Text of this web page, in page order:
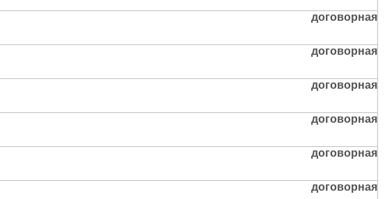
договорная
договорная
договорная
договорная
договорная
договорная